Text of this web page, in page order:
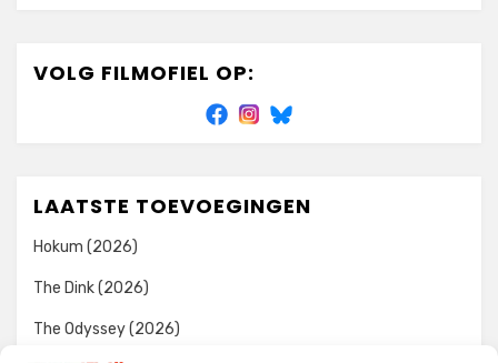
VOLG FILMOFIEL OP:
LAATSTE TOEVOEGINGEN
Hokum (2026)
The Dink (2026)
The Odyssey (2026)